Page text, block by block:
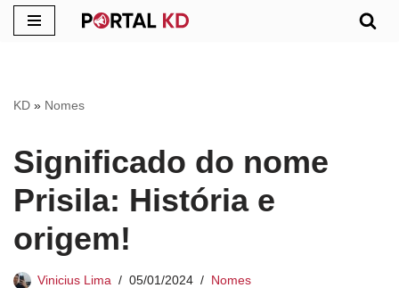
conteúdo
KD » Nomes
Significado do nome
Prisila: História e
origem!
Vinicius Lima 05/01/2024 Nomes